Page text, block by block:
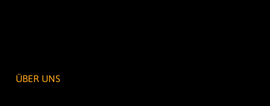
ÜBER UNS